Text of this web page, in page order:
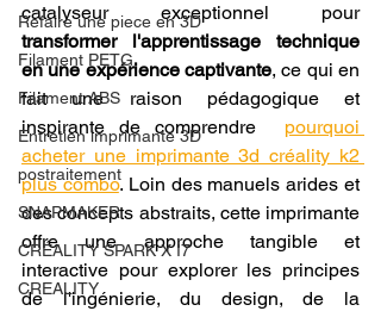
Refaire une piece en 3D
Filament PETG
Filament ABS
Entretien imprimante 3D
postraitement
SNAPMAKER
CRÉALITY SPARK X I7
CREALITY
catalyseur exceptionnel pour
transformer l'apprentissage technique
en une expérience captivante, ce qui en
fait une raison pédagogique et
inspirante de comprendre pourquoi
acheter une imprimante 3d créality k2
plus combo. Loin des manuels arides et
des concepts abstraits, cette imprimante
offre une approche tangible et
interactive pour explorer les principes
de l'ingénierie, du design, de la